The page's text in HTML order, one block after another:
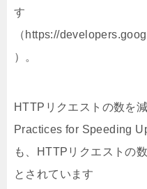
す
（https://
）。
HTTPリクエストの数を
Practices for Speeding
も、HTTPリクエストの
とされています